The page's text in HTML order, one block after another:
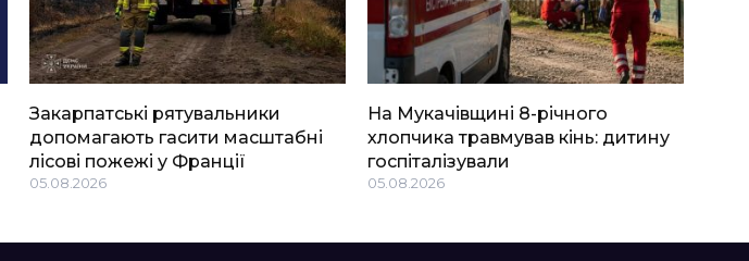
Закарпатські рятувальники
допомагають гасити масштабні
лісові пожежі у Франції
05.08.2026
На Мукачівщині 8-річного
хлопчика травмував кінь: дитину
госпіталізували
05.08.2026